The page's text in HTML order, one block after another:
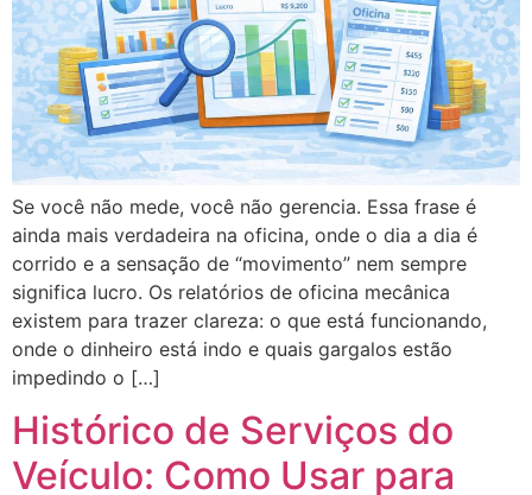
Se você não mede, você não gerencia. Essa frase é
ainda mais verdadeira na oficina, onde o dia a dia é
corrido e a sensação de “movimento” nem sempre
significa lucro. Os relatórios de oficina mecânica
existem para trazer clareza: o que está funcionando,
onde o dinheiro está indo e quais gargalos estão
impedindo o […]
Histórico de Serviços do
Veículo: Como Usar para